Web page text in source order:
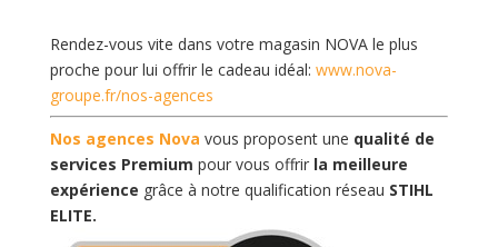
Rendez-vous vite dans votre magasin NOVA le plus
proche pour lui offrir le cadeau idéal: www.nova-
groupe.fr/nos-agences
Nos agences Nova vous proposent une qualité de
services Premium pour vous offrir la meilleure
expérience grâce à notre qualification réseau STIHL
ELITE.